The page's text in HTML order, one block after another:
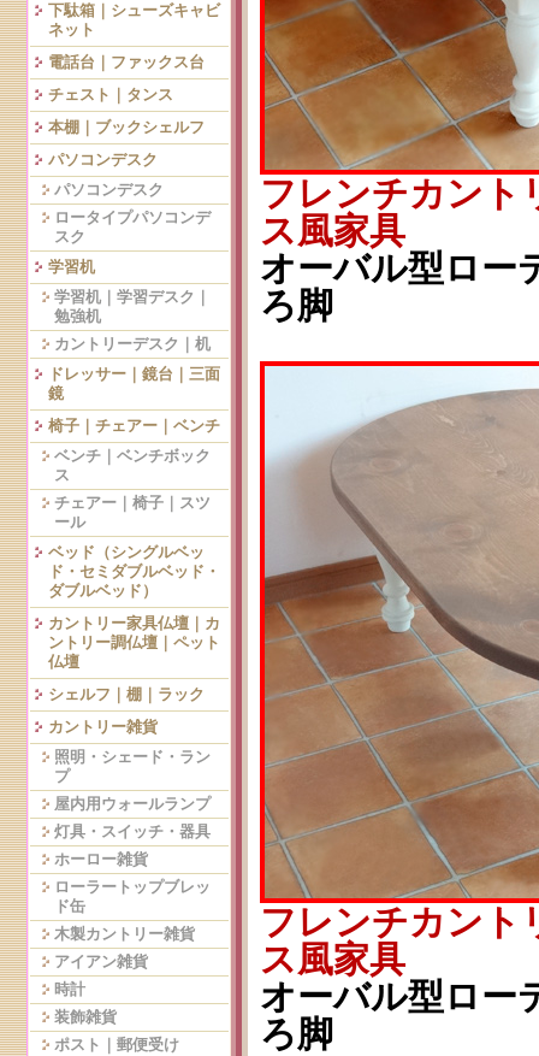
下駄箱｜シューズキャビ
ネット
電話台｜ファックス台
チェスト｜タンス
本棚｜ブックシェルフ
パソコンデスク
パソコンデスク
ロータイプパソコンデ
スク
学習机
学習机｜学習デスク｜
勉強机
カントリーデスク｜机
ドレッサー｜鏡台｜三面
鏡
椅子｜チェアー｜ベンチ
ベンチ｜ベンチボック
ス
チェアー｜椅子｜スツ
ール
ベッド（シングルベッ
ド・セミダブルベッド・
ダブルベッド）
カントリー家具仏壇｜カ
ントリー調仏壇｜ペット
仏壇
シェルフ｜棚｜ラック
カントリー雑貨
照明・シェード・ラン
プ
屋内用ウォールランプ
灯具・スイッチ・器具
ホーロー雑貨
ローラートップブレッ
ド缶
木製カントリー雑貨
アイアン雑貨
時計
装飾雑貨
ポスト｜郵便受け
フレンチカント
ス風家具
オーバル型ロ
ろ脚
フレンチカント
ス風家具
オーバル型ロ
ろ脚